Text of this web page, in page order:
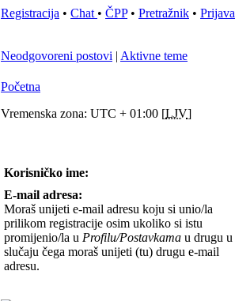
Registracija • Chat • ČPP• Pretražnik • Prijava
Neodgovoreni postovi | Aktivne teme
Početna
Vremenska zona: UTC + 01:00 [LJV]
Korisničko ime:
E-mail adresa:
Moraš unijeti e-mail adresu koju si unio/la
prilikom registracije osim ukoliko si istu
promijenio/la u Profilu/Postavkama u drugu u
slučaju čega moraš unijeti (tu) drugu e-mail
adresu.